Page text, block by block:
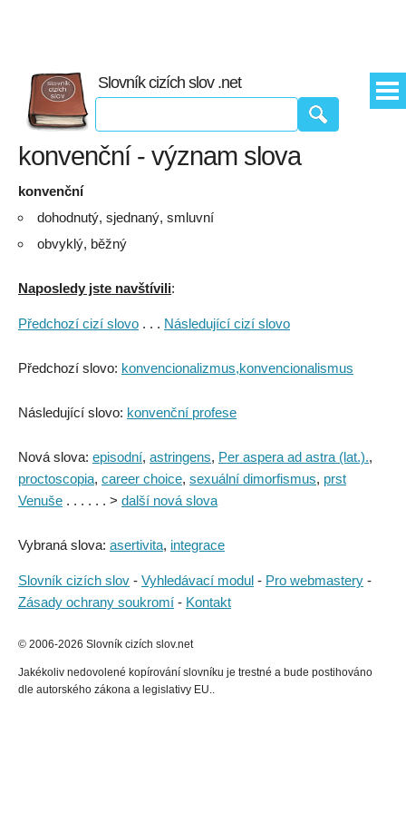
Slovník cizích slov .net
konvenční - význam slova
konvenční
dohodnutý, sjednaný, smluvní
obvyklý, běžný
Naposledy jste navštívili:
Předchozí cizí slovo . . . Následující cizí slovo
Předchozí slovo: konvencionalizmus,konvencionalismus
Následující slovo: konvenční profese
Nová slova: episodní, astringens, Per aspera ad astra (lat.).,
proctoscopia, career choice, sexuální dimorfismus, prst
Venuše . . . . . . > další nová slova
Vybraná slova: asertivita, integrace
Slovník cizích slov - Vyhledávací modul - Pro webmastery -
Zásady ochrany soukromí - Kontakt
© 2006-2026 Slovník cizích slov.net
Jakékoliv nedovolené kopírování slovníku je trestné a bude postihováno
dle autorského zákona a legislativy EU..